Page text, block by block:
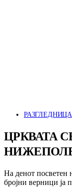
РАЗГЛЕДНИЦА
ЦРКВАТА
На денот посветен
бројни верници ја